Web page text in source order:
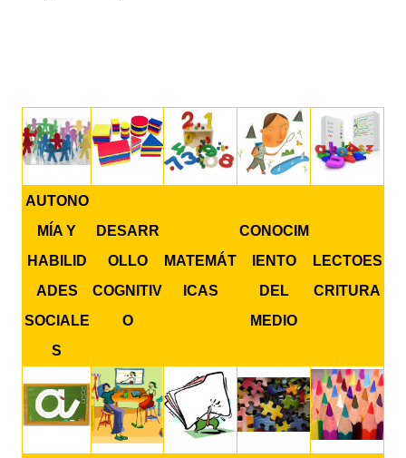
AUTONO
MÍA Y
HABILID
ADES
SOCIALE
S
DESARR
OLLO
COGNITIV
O
MATEMÁT
ICAS
CONOCIM
IENTO
DEL
MEDIO
LECTOES
CRITURA